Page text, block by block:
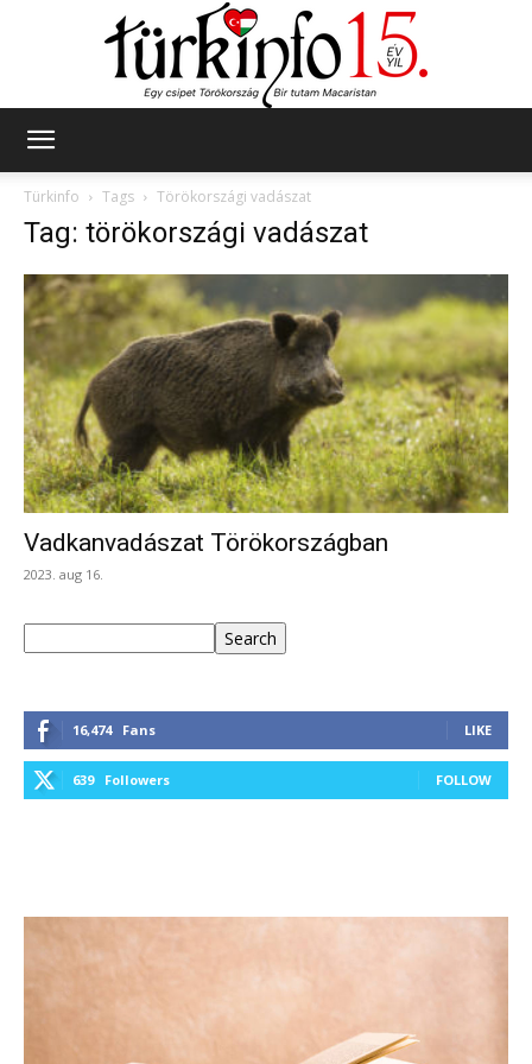
Türkinfo
Tags Törökországi vadászat
Tag: törökországi vadászat
Vadkanvadászat Törökországban
2023. aug 16.
Search
16,474 Fans LIKE
639 Followers FOLLOW